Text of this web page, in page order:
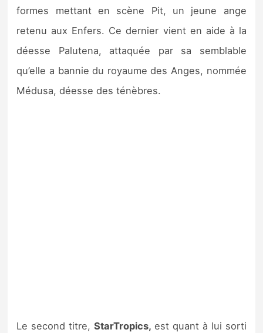
formes mettant en scène Pit, un jeune ange
retenu aux Enfers. Ce dernier vient en aide à la
déesse Palutena, attaquée par sa semblable
qu’elle a bannie du royaume des Anges, nommée
Médusa, déesse des ténèbres.
Le second titre, StarTropics, est quant à lui sorti